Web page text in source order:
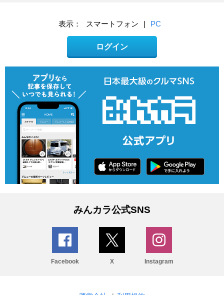
表示： スマートフォン | PC
ログイン
みんカラ公式SNS
Facebook X Instagram